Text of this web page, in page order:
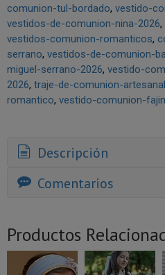
comunion-tul-bordado vestido-
vestidos-de-comunion-nina-2026
vestidos-comunion-romanticos
serrano vestidos-de-comunion-
miguel-serrano-2026 vestido-
2026 traje-de-comunion-artesanal
romantico vestido-comunion-
Descripción
Comentarios
Productos